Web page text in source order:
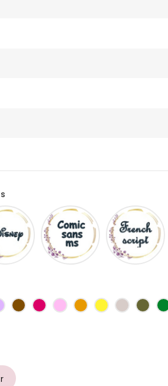
Disney
Comic
sans
ms
LilasMarronFuchsia
RoseJaune
d'or
jauneFicelleKaki